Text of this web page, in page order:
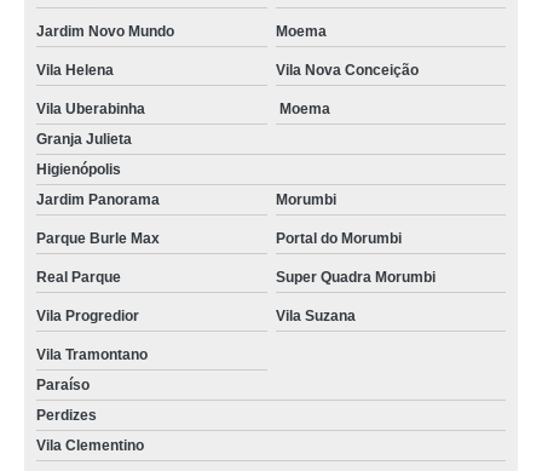
Jardim Novo Mundo Moema
Vila Helena Vila Nova Conceição
Vila Uberabinha
Moema
Granja Julieta
Higienópolis
Jardim Panorama
Morumbi
Parque Burle Max Portal do Morumbi
Real Parque Super Quadra Morumbi
Vila Progredior Vila Suzana
Vila Tramontano
Paraíso
Perdizes
Vila Clementino